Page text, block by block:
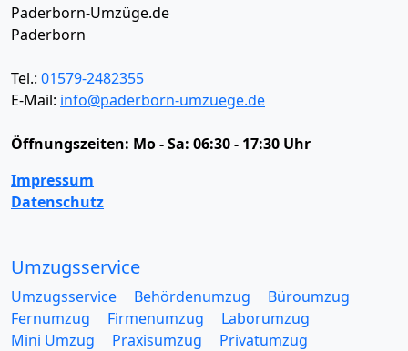
Paderborn-Umzüge.de
Paderborn
Tel.: 01579-2482355
E-Mail: info@paderborn-umzuege.de
Öffnungszeiten: Mo - Sa: 06:30 - 17:30 Uhr
Impressum
Datenschutz
Umzugsservice
Umzugsservice Behördenumzug
Büroumzug
Fernumzug
Firmenumzug
Laborumzug
Mini Umzug
Praxisumzug
Privatumzug